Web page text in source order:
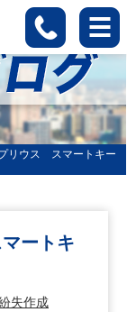
リウス スマートキー
ートキ
失作成